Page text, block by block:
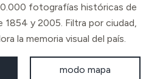
fotografías históricas de
1854 y 2005. Filtra por ciudad,
la memoria visual del país.
modo mapa